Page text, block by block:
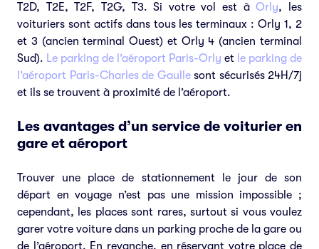
T2D, T2E, T2F, T2G, T3. Si votre vol est àOrly, les
voituriers sont actifs dans tous les terminaux : Orly 1, 2
et 3 (ancien terminal Ouest) et Orly 4 (ancien terminal
Sud). Le parking de l’aéroport Paris-Orly et le parking de
l’aéroport Paris-Charles de Gaullesont sécurisés 24H/7j
et ils se trouvent à proximité de l’aéroport.
Les avantages d’un service de voiturier en
gare et aéroport
Trouver une place de stationnement le jour de son
départ en voyage n’est pas une mission impossible ;
cependant, les places sont rares, surtout si vous voulez
garer votre voiture dans un parking proche de la gare ou
de l’aéroport. En revanche, en réservant votre place de